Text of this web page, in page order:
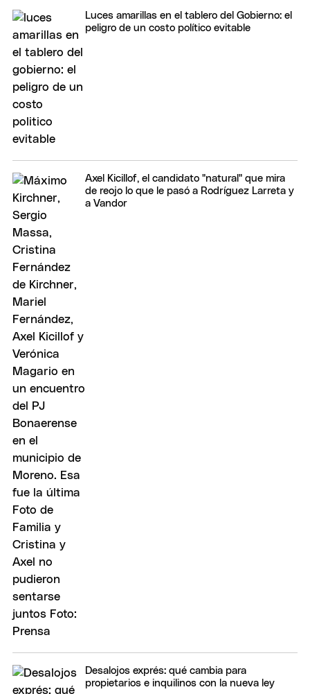
Luces amarillas en el tablero del Gobierno: el
peligro de un costo político evitable
Axel Kicillof, el candidato "natural" que mira
de reojo lo que le pasó a Rodríguez Larreta y
a Vandor
Desalojos exprés: qué cambia para
propietarios e inquilinos con la nueva ley